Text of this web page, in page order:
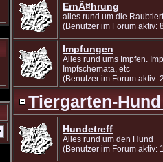
ErnÃ¤hrung
alles rund um die
(Benutzer im Forum aktiv:
Impfungen
Alles rund ums Impfen.
Impfschemata, etc
(Benutzer im Forum aktiv:
Tiergarten-
Hundetreff
Alles rund um den Hund
(Benutzer im Forum aktiv: